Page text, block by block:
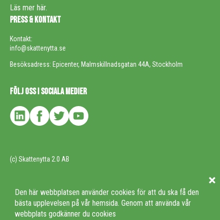
Läs mer här.
PRESS & KONTAKT
Kontakt:
info@skattenytta.se
Besöksadress: Epicenter, Malmskillnadsgatan 44A, Stockholm
FÖLJ OSS I SOCIALA MEDIER
(c) Skattenytta 2.0 AB
Den här webbplatsen använder cookies för att du ska få den
bästa upplevelsen på vår hemsida. Genom att använda vår
webbplats godkänner du cookies